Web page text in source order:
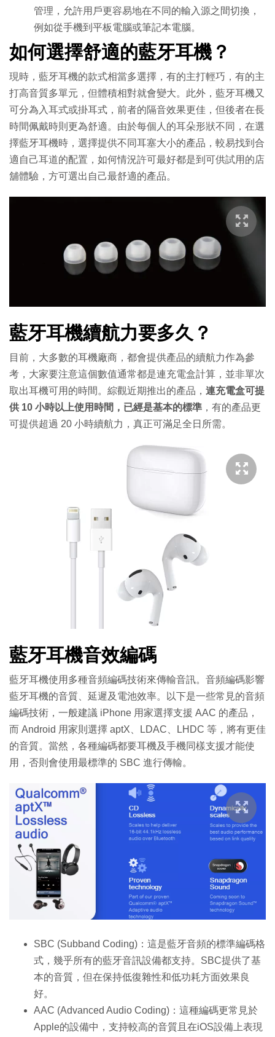
管理，允許用戶更容易地在不同的輸入源之間切換，
例如從手機到平板電腦或筆記本電腦。
如何選擇舒適的藍牙耳機？
現時，藍牙耳機的款式相當多選擇，有的主打輕巧，有的主
打高音質多單元，但體積相對就會變大。此外，藍牙耳機又
可分為入耳式或掛耳式，前者的隔音效果更佳，但後者在長
時間佩戴時則更為舒適。由於每個人的耳朵形狀不同，在選
擇藍牙耳機時，選擇提供不同耳塞大小的產品，較易找到合
適自己耳道的配置，如何情況許可最好都是到可供試用的店
舖體驗，方可選出自己最舒適的產品。
藍牙耳機續航力要多久？
目前，大多數的耳機廠商，都會提供產品的續航力作為參
考，大家要注意這個數值通常都是連充電盒計算，並非單次
取出耳機可用的時間。綜觀近期推出的產品， 連充電盒可提
供 10 小時以上使用時間，已經是基本的標準 ，有的產品更
可提供超過 20 小時續航力，真正可滿足全日所需。
藍牙耳機音效編碼
藍牙耳機使用多種音頻編碼技術來傳輸音訊。音頻編碼影響
藍牙耳機的音質、延遲及電池效率。以下是一些常見的音頻
編碼技術，一般建議 iPhone 用家選擇支援 AAC 的產品，
而 Android 用家則選擇 aptX、LDAC、LHDC 等，將有更佳
的音質。當然，各種編碼都要耳機及手機同樣支援才能使
用，否則會使用最標準的 SBC 進行傳輸。
SBC (Subband Coding)：這是藍牙音頻的標準編碼格
式，幾乎所有的藍牙音訊設備都支持。SBC提供了基
本的音質，但在保持低復雜性和低功耗方面效果良
好。
AAC (Advanced Audio Coding)：這種編碼更常見於
Apple的設備中，支持較高的音質且在iOS設備上表現